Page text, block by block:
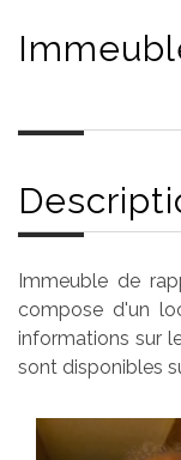
Immeuble de
compose d'un
informations sur
sont disponibles